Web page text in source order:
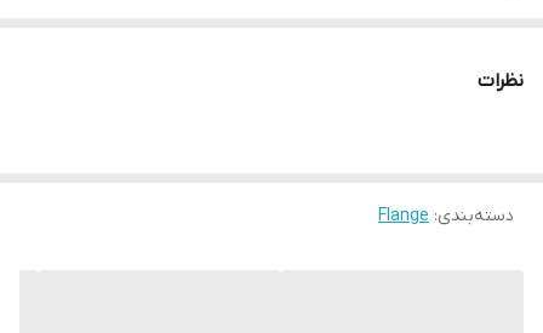
نظرات
دسته‌بندی:
Flange